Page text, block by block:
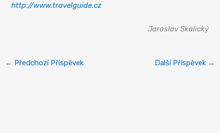
http://www.travelguide.cz
Jaroslav Skalický
← Předchozí Příspěvek Další Příspěvek →